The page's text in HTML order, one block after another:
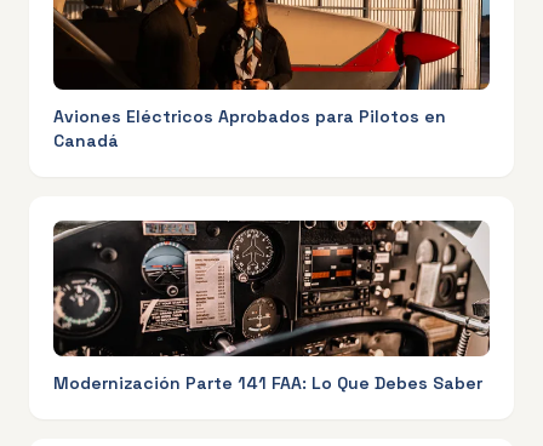
Aviones Eléctricos Aprobados para Pilotos en
Canadá
Modernización Parte 141 FAA: Lo Que Debes Saber